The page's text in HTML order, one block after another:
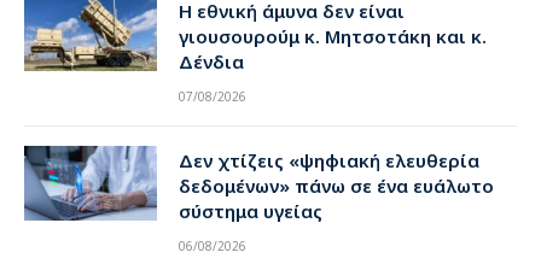
Η εθνική άμυνα δεν είναι
γιουσουρούμ κ. Μητσοτάκη και κ.
Δένδια
07/08/2026
Δεν χτίζεις «ψηφιακή ελευθερία
δεδομένων» πάνω σε ένα ευάλωτο
σύστημα υγείας
06/08/2026